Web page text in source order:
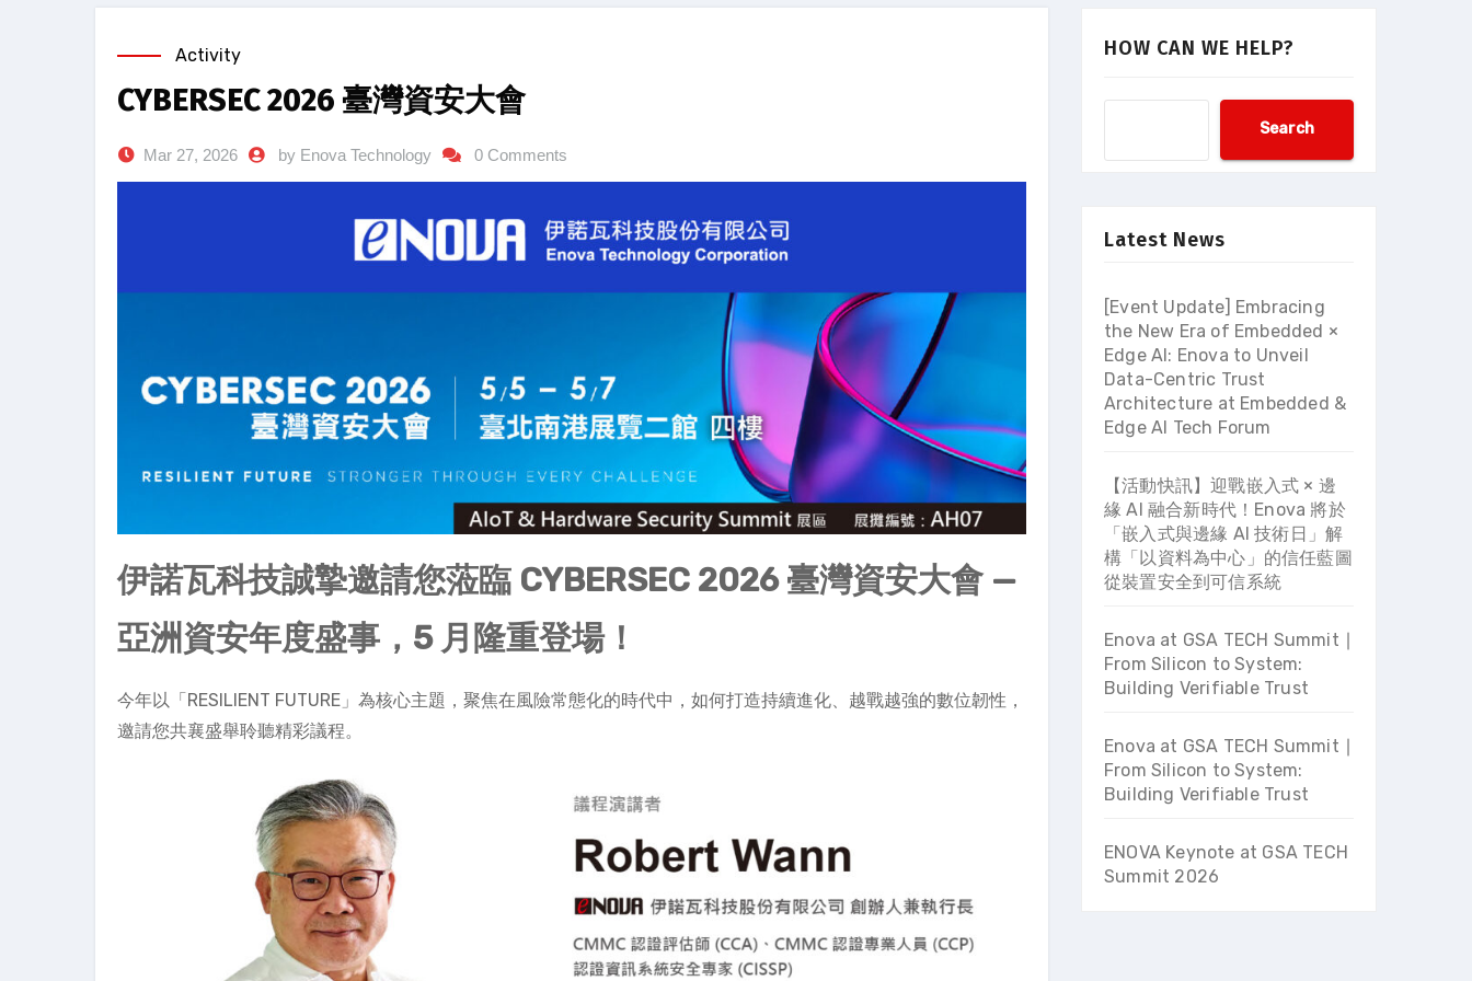
Activity
CYBERSEC 2026 臺灣資安大會
Mar 27, 2026 by Enova Technology 0 Comments
伊諾瓦科技誠摯邀請您蒞臨 CYBERSEC 2026 臺灣資安大會 —
亞洲資安年度盛事，5 月隆重登場！
今年以「RESILIENT FUTURE」為核心主題，聚焦在風險常態化的時代中，如何打造持續進化、越戰越強的數位韌性，
邀請您共襄盛舉聆聽精彩議程。
HOW CAN WE HELP?
Search
Latest News
[Event Update] Embracing
the New Era of Embedded ×
Edge AI: Enova to Unveil
Data-Centric Trust
Architecture at Embedded &
Edge AI Tech Forum
【活動快訊】迎戰嵌入式 × 邊
緣 AI 融合新時代！Enova 將於
「嵌入式與邊緣 AI 技術日」解
構「以資料為中心」的信任藍圖
從裝置安全到可信系統
Enova at GSA TECH Summit ∣
From Silicon to System:
Building Verifiable Trust
Enova at GSA TECH Summit ∣
From Silicon to System:
Building Verifiable Trust
ENOVA Keynote at GSA TECH
Summit 2026